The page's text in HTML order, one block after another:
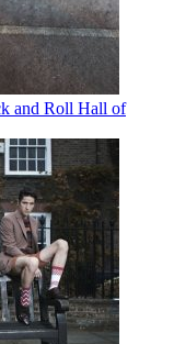
and Roll Hall of